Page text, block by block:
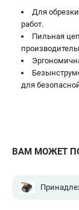
ВАМ МОЖЕТ
Для
работ.
Пильная
для